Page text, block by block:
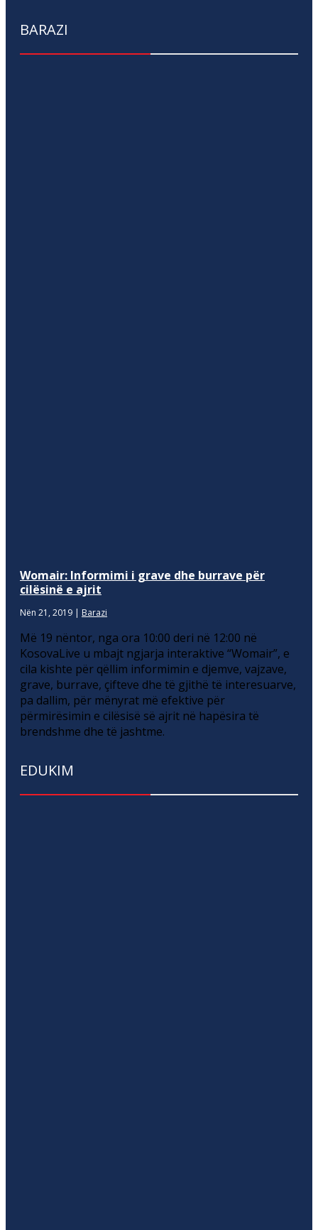
BARAZI
Womair: Informimi i grave dhe burrave për
cilësinë e ajrit
Nën 21, 2019 | Barazi
Më 19 nëntor, nga ora 10:00 deri në 12:00 në
KosovaLive u mbajt ngjarja interaktive “Womair”, e
cila kishte për qëllim informimin e djemve, vajzave,
grave, burrave, çifteve dhe të gjithë të interesuarve,
pa dallim, për mënyrat më efektive për
përmirësimin e cilësisë së ajrit në hapësira të
brendshme dhe të jashtme.
EDUKIM